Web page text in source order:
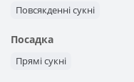
Повсякденні сукні
Посадка
Прямі сукні